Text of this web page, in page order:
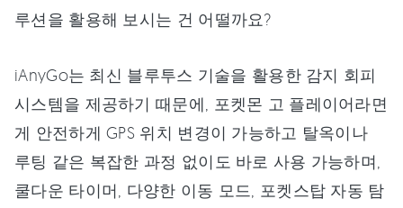
루션을 활용해 보시는 건 어떨까요?
iAnyGo는 최신 블루투스 기술을 활용한 감지 회피
시스템을 제공하기 때문에, 포켓몬 고 플레이어라면
게 안전하게 GPS 위치 변경이 가능하고 탈옥이나
루팅 같은 복잡한 과정 없이도 바로 사용 가능하며,
쿨다운 타이머, 다양한 이동 모드, 포켓스탑 자동 탐